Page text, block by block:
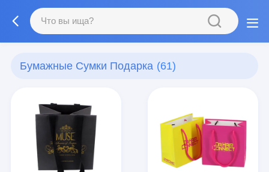
Бумажные Сумки Подарка (61)